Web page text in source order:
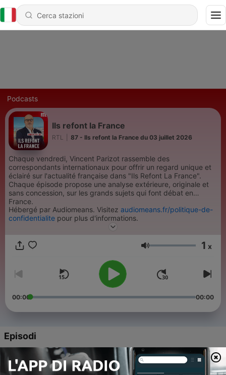
Podcasts
Ils refont la France
RTL 87 - Ils refont la France du 03 juillet 2026
Chaque vendredi, Vincent Parizot rassemble des
correspondants internationaux pour offrir un regard unique et
éclairé sur l'actualité française dans "Ils Refont La France".
Chaque épisode propose une analyse extérieure, originale et
sans concession, sur les grands sujets qui font débat en
France.
Hébergé par Audiomeans. Visitez audiomeans.fr/politique-de-
confidentialite pour plus d'informations.
Volume 1 x
00:00 00:00
Episodi
87 - Ils refont la France du 03 juillet 2026
03 Lug 2026